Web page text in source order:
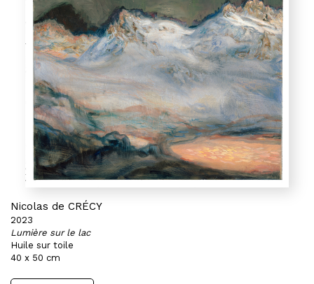
Nicolas de CRÉCY
2023
Lumière sur le lac
Huile sur toile
40 x 50 cm